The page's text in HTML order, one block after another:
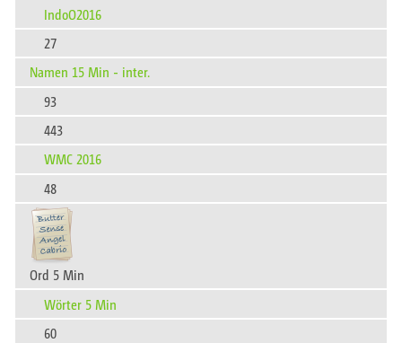
IndoO2016
27
Namen 15 Min - inter.
93
443
WMC 2016
48
Ord 5 Min
Wörter 5 Min
60